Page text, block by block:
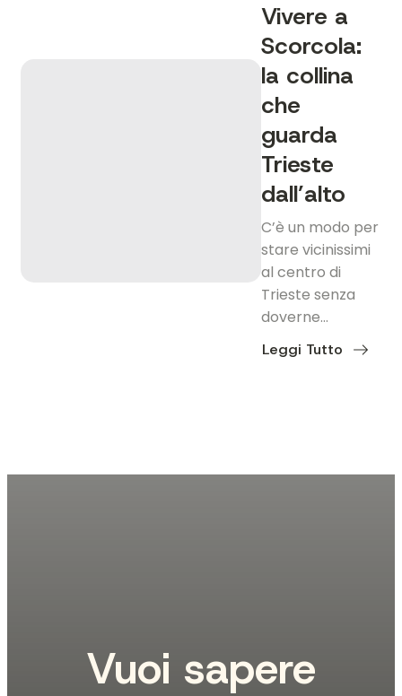
Vivere a
Scorcola:
la collina
che
guarda
Trieste
dall’alto
C’è un modo per
stare vicinissimi
al centro di
Trieste senza
doverne…
Leggi Tutto
about
Trieste
Vuoi sapere